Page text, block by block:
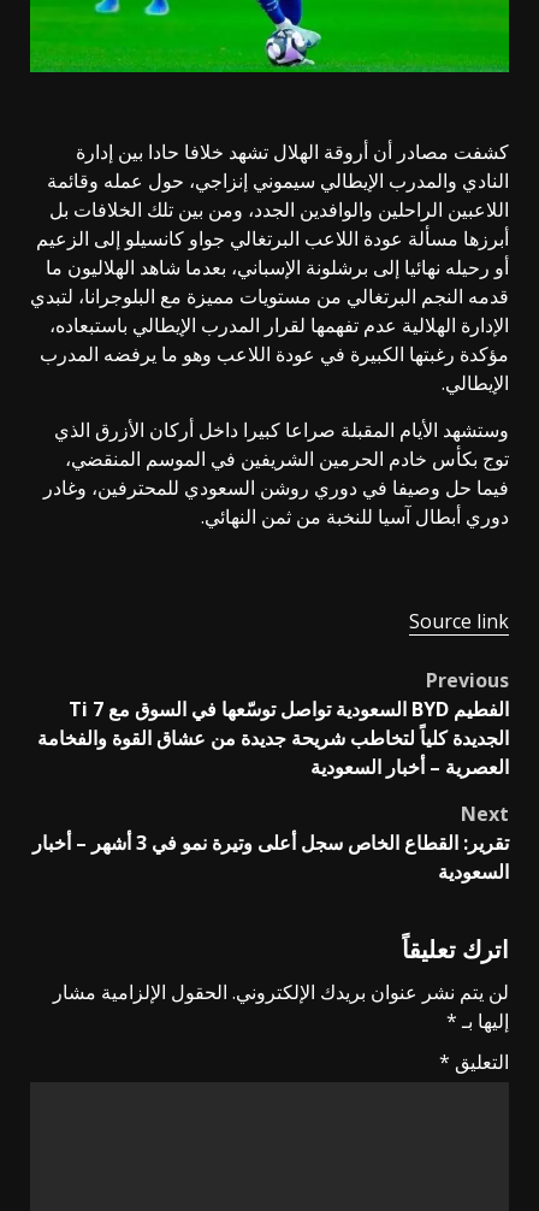
كشفت مصادر أن أروقة الهلال تشهد خلافا حادا بين إدارة
النادي والمدرب الإيطالي سيموني إنزاجي، حول عمله وقائمة
اللاعبين الراحلين والوافدين الجدد، ومن بين تلك الخلافات بل
أبرزها مسألة عودة اللاعب البرتغالي جواو كانسيلو إلى الزعيم
أو رحيله نهائيا إلى برشلونة الإسباني، بعدما شاهد الهلاليون ما
قدمه النجم البرتغالي من مستويات مميزة مع البلوجرانا، لتبدي
الإدارة الهلالية عدم تفهمها لقرار المدرب الإيطالي باستبعاده،
مؤكدة رغبتها الكبيرة في عودة اللاعب وهو ما يرفضه المدرب
الإيطالي.
وستشهد الأيام المقبلة صراعا كبيرا داخل أركان الأزرق الذي
توج بكأس خادم الحرمين الشريفين في الموسم المنقضي،
فيما حل وصيفا في دوري روشن السعودي للمحترفين، وغادر
دوري أبطال آسيا للنخبة من ثمن النهائي.
Source link
Post
navigation
Previous
الفطيم BYD السعودية تواصل توسّعها في السوق مع Ti 7
الجديدة كلياً لتخاطب شريحة جديدة من عشاق القوة والفخامة
العصرية – أخبار السعودية
Next
تقرير: القطاع الخاص سجل أعلى وتيرة نمو في 3 أشهر – أخبار
السعودية
اترك تعليقاً
لن يتم نشر عنوان بريدك الإلكتروني. الحقول الإلزامية مشار
إليها بـ*
التعليق *